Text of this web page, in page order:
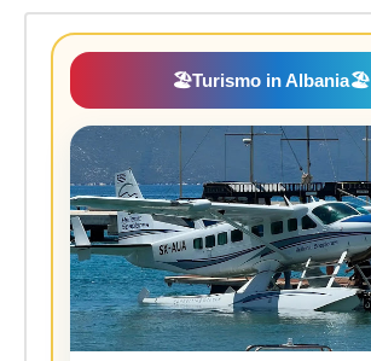
🏖️Turismo in Albania🏖️